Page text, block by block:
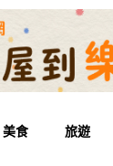
美食 旅遊